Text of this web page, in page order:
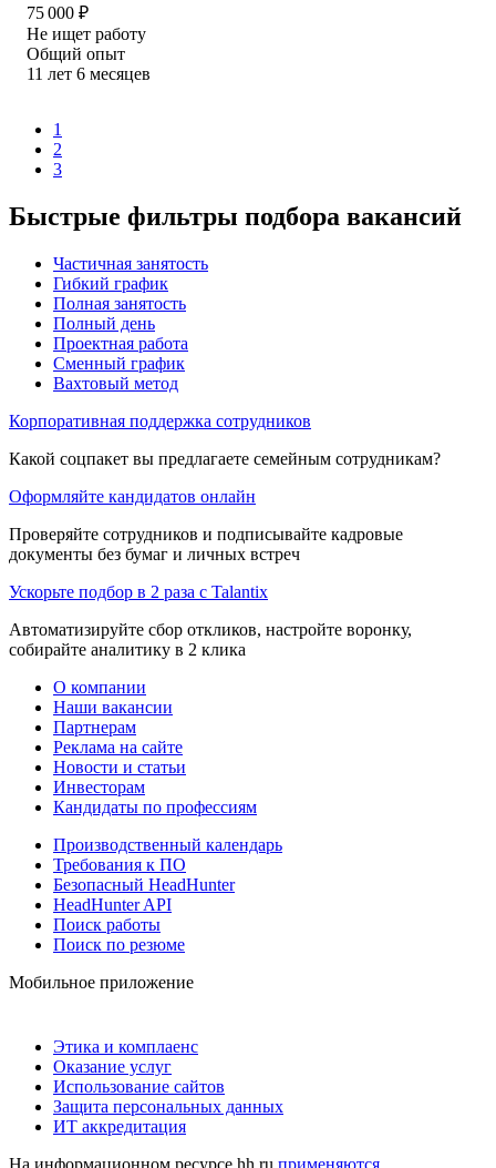
75 000 ₽
Не ищет работу
Общий опыт
11 лет 6 месяцев
1
2
3
Быстрые фильтры подбора вакансий
Частичная занятость
Гибкий график
Полная занятость
Полный день
Проектная работа
Сменный график
Вахтовый метод
Корпоративная поддержка сотрудников
Какой соцпакет вы предлагаете семейным сотрудникам?
Оформляйте кандидатов онлайн
Проверяйте сотрудников и подписывайте кадровые
документы без бумаг и личных встреч
Ускорьте подбор в 2 раза с Talantix
Автоматизируйте сбор откликов, настройте воронку,
собирайте аналитику в 2 клика
О компании
Наши вакансии
Партнерам
Реклама на сайте
Новости и статьи
Инвесторам
Кандидаты по профессиям
Производственный календарь
Требования к ПО
Безопасный HeadHunter
HeadHunter API
Поиск работы
Поиск по резюме
Мобильное приложение
Этика и комплаенс
Оказание услуг
Использование сайтов
Защита персональных данных
ИТ аккредитация
На информационном ресурсе hh.ru применяются